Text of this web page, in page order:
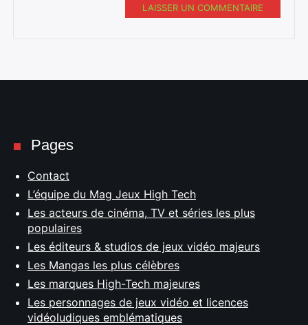
LAISSER UN COMMENTAIRE
Pages
Contact
L’équipe du Mag Jeux High Tech
Les acteurs de cinéma, TV et séries les plus
populaires
Les éditeurs & studios de jeux vidéo majeurs
Les Mangas les plus célèbres
Les marques High-Tech majeures
Les personnages de jeux vidéo et licences
vidéoludiques emblématiques